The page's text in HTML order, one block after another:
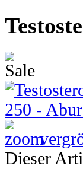
Dieser